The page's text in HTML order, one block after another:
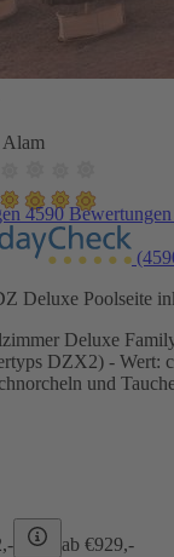
4590
Deluxe Poolseite
Deluxe
DZX2) - Wert:
und
ab €929,-